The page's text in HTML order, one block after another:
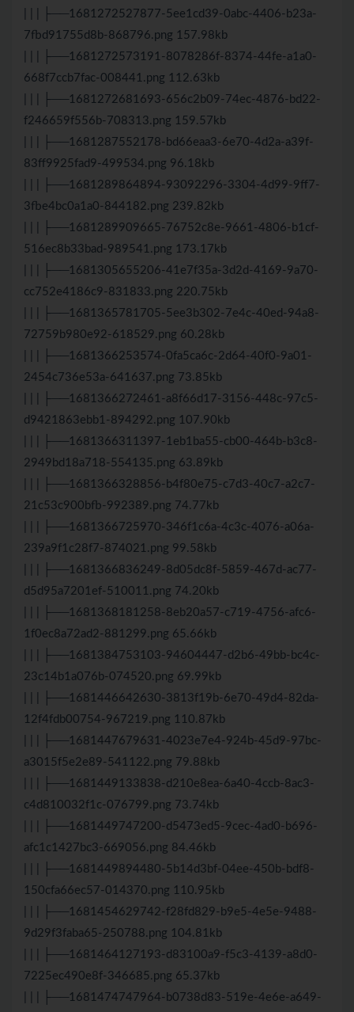
| | | ├──1681272527877-5ee1cd39-0abc-4406-b23a-
7fbd91755d8b-868796.png 157.98kb
| | | ├──1681272573191-8078286f-8374-44fe-a1a0-
668f7ccb7fac-008441.png 112.63kb
| | | ├──1681272681693-656c2b09-74ec-4876-bd22-
f246659f556b-708313.png 159.57kb
| | | ├──1681287552178-bd66eaa3-6e70-4d2a-a39f-
83ff9925fad9-499534.png 96.18kb
| | | ├──1681289864894-93092296-3304-4d99-9ff7-
3fbe4bc0a1a0-844182.png 239.82kb
| | | ├──1681289909665-76752c8e-9661-4806-b1cf-
516ec8b33bad-989541.png 173.17kb
| | | ├──1681305655206-41e7f35a-3d2d-4169-9a70-
cc752e4186c9-831833.png 220.75kb
| | | ├──1681365781705-5ee3b302-7e4c-40ed-94a8-
72759b980e92-618529.png 60.28kb
| | | ├──1681366253574-0fa5ca6c-2d64-40f0-9a01-
2454c736e53a-641637.png 73.85kb
| | | ├──1681366272461-a8f66d17-3156-448c-97c5-
d9421863ebb1-894292.png 107.90kb
| | | ├──1681366311397-1eb1ba55-cb00-464b-b3c8-
2949bd18a718-554135.png 63.89kb
| | | ├──1681366328856-b4f80e75-c7d3-40c7-a2c7-
21c53c900bfb-992389.png 74.77kb
| | | ├──1681366725970-346f1c6a-4c3c-4076-a06a-
239a9f1c28f7-874021.png 99.58kb
| | | ├──1681366836249-8d05dc8f-5859-467d-ac77-
d5d95a7201ef-510011.png 74.20kb
| | | ├──1681368181258-8eb20a57-c719-4756-afc6-
1f0ec8a72ad2-881299.png 65.66kb
| | | ├──1681384753103-94604447-d2b6-49bb-bc4c-
23c14b1a076b-074520.png 69.99kb
| | | ├──1681446642630-3813f19b-6e70-49d4-82da-
12f4fdb00754-967219.png 110.87kb
| | | ├──1681447679631-4023e7e4-924b-45d9-97bc-
a3015f5e2e89-541122.png 79.88kb
| | | ├──1681449133838-d210e8ea-6a40-4ccb-8ac3-
c4d810032f1c-076799.png 73.74kb
| | | ├──1681449747200-d5473ed5-9cec-4ad0-b696-
afc1c1427bc3-669056.png 84.46kb
| | | ├──1681449894480-5b14d3bf-04ee-450b-bdf8-
150cfa66ec57-014370.png 110.95kb
| | | ├──1681454629742-f28fd829-b9e5-4e5e-9488-
9d29f3faba65-250788.png 104.81kb
| | | ├──1681464127193-d83100a9-f5c3-4139-a8d0-
7225ec490e8f-346685.png 65.37kb
| | | ├──1681474747964-b0738d83-519e-4e6e-a649-